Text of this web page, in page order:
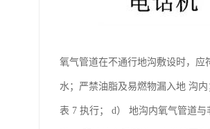
氧气管道在不通行地沟敷设时，应
水；严禁油脂及易燃物漏入地 沟
表 7 执行； d） 地沟内氧气管道